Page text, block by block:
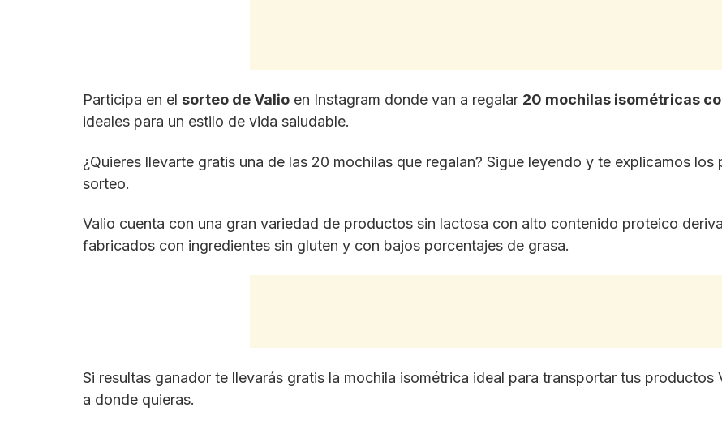
Participa en el sorteo de Valio en Instagram donde van a regalar 20 mochilas isométricas
ideales para un estilo de vida saludable.
¿Quieres llevarte gratis una de las 20 mochilas que regalan? Sigue leyendo y te explicamos
sorteo.
Valio cuenta con una gran variedad de productos sin lactosa con alto contenido proteico
fabricados con ingredientes sin gluten y con bajos porcentajes de grasa.
Si resultas ganador te llevarás gratis la mochila isométrica ideal para transportar tus productos
a donde quieras.